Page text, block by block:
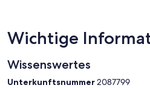
Wichtige
Wissenswertes
Unterkunftsnummer2087799